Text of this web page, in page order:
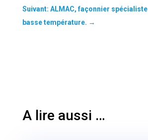
Suivant: ALMAC, façonnier
basse température. →
A lire aussi …